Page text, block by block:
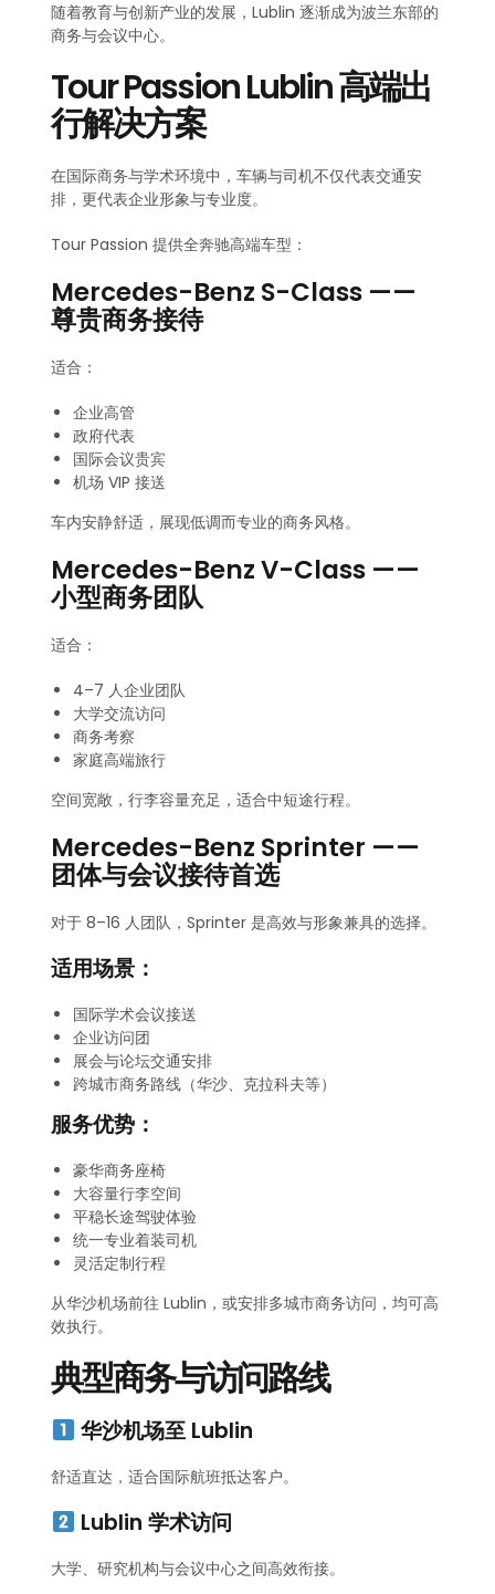
随着教育与创新产业的发展，Lublin 逐渐成为波兰东部的
商务与会议中心。
Tour Passion Lublin 高端出
行解决方案
在国际商务与学术环境中，车辆与司机不仅代表交通安
排，更代表企业形象与专业度。
Tour Passion 提供全奔驰高端车型：
Mercedes-Benz S-Class ——
尊贵商务接待
适合：
企业高管
政府代表
国际会议贵宾
机场 VIP 接送
车内安静舒适，展现低调而专业的商务风格。
Mercedes-Benz V-Class ——
小型商务团队
适合：
4–7 人企业团队
大学交流访问
商务考察
家庭高端旅行
空间宽敞，行李容量充足，适合中短途行程。
Mercedes-Benz Sprinter ——
团体与会议接待首选
对于 8–16 人团队，Sprinter 是高效与形象兼具的选择。
适用场景：
国际学术会议接送
企业访问团
展会与论坛交通安排
跨城市商务路线（华沙、克拉科夫等）
服务优势：
豪华商务座椅
大容量行李空间
平稳长途驾驶体验
统一专业着装司机
灵活定制行程
从华沙机场前往 Lublin，或安排多城市商务访问，均可高
效执行。
典型商务与访问路线
华沙机场至 Lublin
舒适直达，适合国际航班抵达客户。
Lublin 学术访问
大学、研究机构与会议中心之间高效衔接。